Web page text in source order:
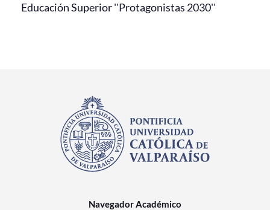
Educación Superior ''Protagonistas 2030''
Navegador Académico